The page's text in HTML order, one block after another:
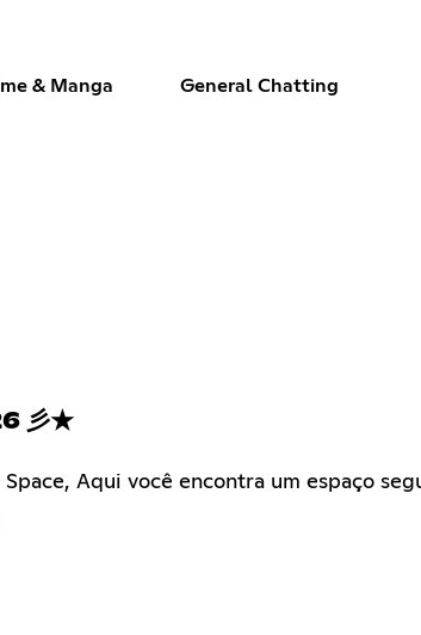
& Manga General Chatting
彡★
Aqui você encontra um espaço